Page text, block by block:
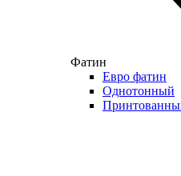
Фатин
Евро фатин
Однотонный